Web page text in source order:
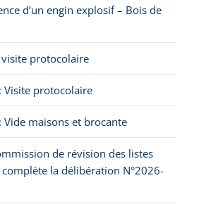
d’un engin explosif – Bois de
protocolaire
Visite protocolaire
Vide maisons et brocante
de révision des listes
la délibération N°2026-